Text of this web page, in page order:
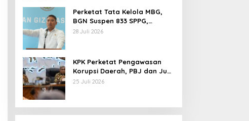
Perketat Tata Kelola MBG,
BGN Suspen 833 SPPG,
Ratusan Di Antaranya
28 Juli 2026
KPK Perketat Pengawasan
Korupsi Daerah, PBJ dan Jual
Beli Jabatan Jadi Target
25 Juli 2026